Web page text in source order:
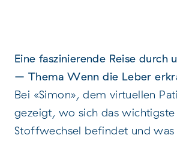
Eine faszinierende Reise durch
– Thema Wenn die Leber
Bei «Simon», dem virtuellen
gezeigt, wo sich das
Stoffwechsel befindet und was